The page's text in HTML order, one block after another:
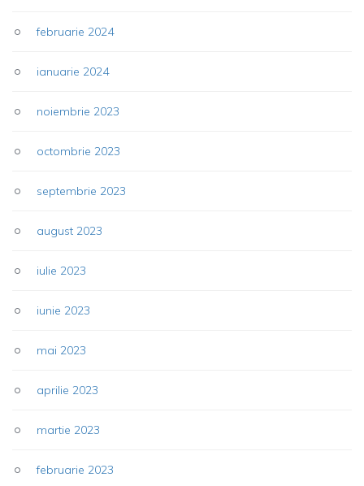
februarie 2024
ianuarie 2024
noiembrie 2023
octombrie 2023
septembrie 2023
august 2023
iulie 2023
iunie 2023
mai 2023
aprilie 2023
martie 2023
februarie 2023